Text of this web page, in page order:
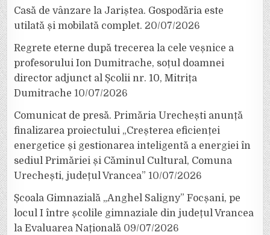
Casă de vânzare la Jariștea. Gospodăria este
utilată și mobilată complet. 20/07/2026
Regrete eterne după trecerea la cele veșnice a
profesorului Ion Dumitrache, soțul doamnei
director adjunct al Școlii nr. 10, Mitrița
Dumitrache 10/07/2026
Comunicat de presă. Primăria Urechești anunță
finalizarea proiectului „Creșterea eficienței
energetice și gestionarea inteligentă a energiei în
sediul Primăriei și Căminul Cultural, Comuna
Urechești, județul Vrancea” 10/07/2026
Școala Gimnazială „Anghel Saligny” Focșani, pe
locul I între școlile gimnaziale din județul Vrancea
la Evaluarea Națională 09/07/2026